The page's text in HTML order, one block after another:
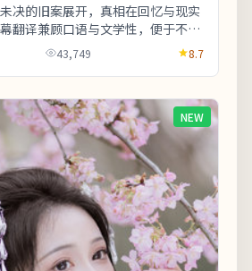
决的旧案展开，真相在回忆与现实
翻译兼顾口语与文学性，便于不同
体来看，这是一部类型元素清
43,749 8.7
NEW